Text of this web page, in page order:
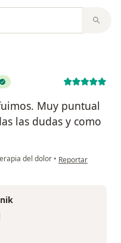
Muy puntual
las dudas y como
del dolor • en opinión del
Reportar